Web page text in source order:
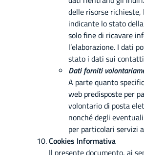
delle risorse
indicante lo stato
solo fine di ricavare
l’elaborazione. I dati
stato i dati sui
Dati forniti
A parte quanto
web predisposte per
volontario di posta
nonché degli
per particolari servizi
Cookies Informativa
Il presente documento, ai